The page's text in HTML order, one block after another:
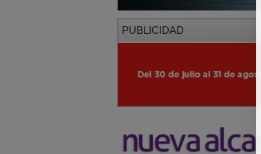
PUBLICIDAD